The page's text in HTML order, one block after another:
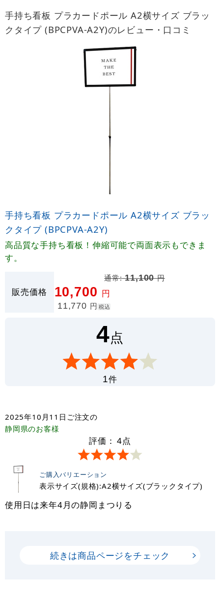
手持ち看板 プラカードポール A2横サイズ ブラッ
クタイプ (BPCPVA-A2Y)のレビュー・口コミ
手持ち看板 プラカードポール A2横サイズ ブラッ
クタイプ (BPCPVA-A2Y)
高品質な手持ち看板！伸縮可能で両面表示もできま
す。
販売価格
通常:11,100円
10,700 円
11,770 円 税込
4点
1件
2025年10月11日 ご注文の
静岡県のお客様
評価： 4点
ご購入バリエーション
表示サイズ(規格):A2横サイズ(ブラックタイプ)
使用日は来年4月の静岡まつりる
続きは商品ページをチェック